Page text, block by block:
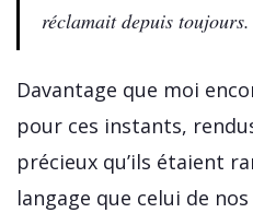
réclamait depuis toujours.
Davantage que moi
pour ces instants,
précieux qu’ils étaient
langage que celui de